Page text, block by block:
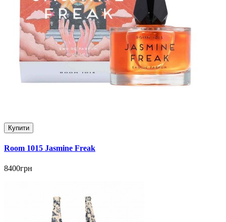
Купити
Room 1015 Jasmine Freak
8400грн